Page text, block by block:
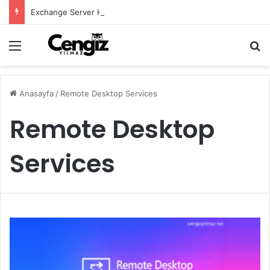
Menü
Anasayfa / Remote Desktop Services
Remote Desktop
Services